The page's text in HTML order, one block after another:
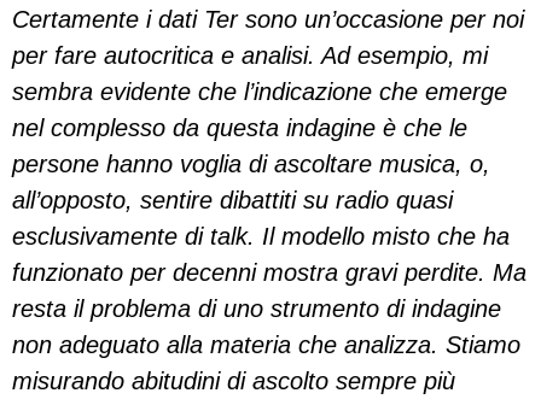
Certamente i dati Ter sono un’occasione per noi
per fare autocritica e analisi. Ad esempio, mi
sembra evidente che l’indicazione che emerge
nel complesso da questa indagine è che le
persone hanno voglia di ascoltare musica, o,
all’opposto, sentire dibattiti su radio quasi
esclusivamente di talk. Il modello misto che ha
funzionato per decenni mostra gravi perdite. Ma
resta il problema di uno strumento di indagine
non adeguato alla materia che analizza. Stiamo
misurando abitudini di ascolto sempre più